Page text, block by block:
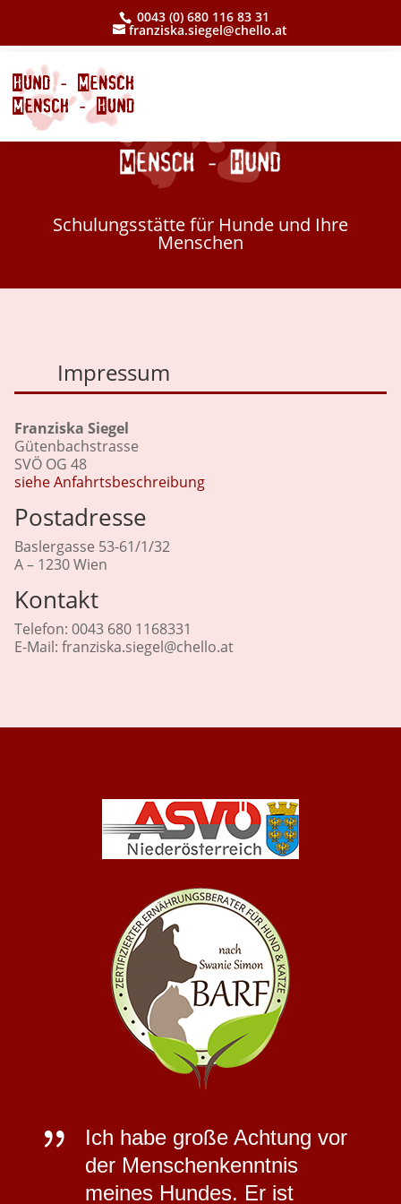
0043 (0) 680 116 83 31
franziska.siegel@chello.at
Schulungsstätte für Hunde und Ihre
Menschen
Impressum
Franziska Siegel
Gütenbachstrasse
SVÖ OG 48
siehe Anfahrtsbeschreibung
Postadresse
Baslergasse 53-61/1/32
A – 1230 Wien
Kontakt
Telefon: 0043 680 1168331
E-Mail: franziska.siegel@chello.at
{
Ich habe große Achtung vor
der Menschenkenntnis
meines Hundes. Er ist